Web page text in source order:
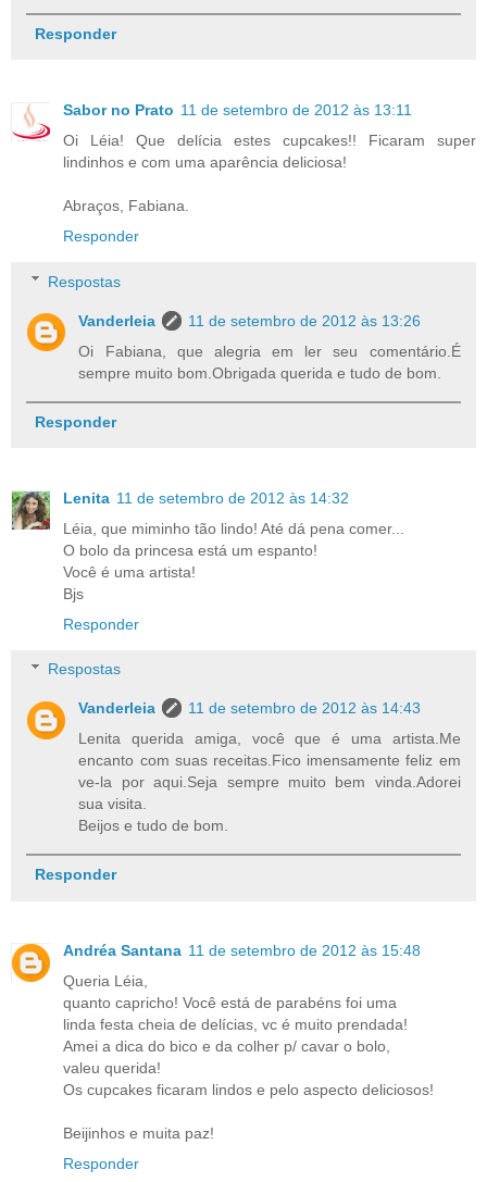
Responder
Sabor no Prato 11 de setembro de 2012 às 13:11
Oi Léia! Que delícia estes cupcakes!! Ficaram super
lindinhos e com uma aparência deliciosa!
Abraços, Fabiana.
Responder
Respostas
Vanderleia
11 de setembro de 2012 às 13:26
Oi Fabiana, que alegria em ler seu comentário.É
sempre muito bom.Obrigada querida e tudo de bom.
Responder
Lenita 11 de setembro de 2012 às 14:32
Léia, que miminho tão lindo! Até dá pena comer...
O bolo da princesa está um espanto!
Você é uma artista!
Bjs
Responder
Respostas
Vanderleia
11 de setembro de 2012 às 14:43
Lenita querida amiga, você que é uma artista.Me
encanto com suas receitas.Fico imensamente feliz em
ve-la por aqui.Seja sempre muito bem vinda.Adorei
sua visita.
Beijos e tudo de bom.
Responder
Andréa Santana 11 de setembro de 2012 às 15:48
Queria Léia,
quanto capricho! Você está de parabéns foi uma
linda festa cheia de delícias, vc é muito prendada!
Amei a dica do bico e da colher p/ cavar o bolo,
valeu querida!
Os cupcakes ficaram lindos e pelo aspecto deliciosos!
Beijinhos e muita paz!
Responder